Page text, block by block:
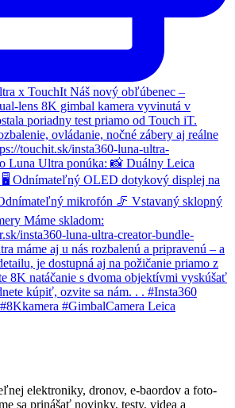
elektroniky, dronov, e-baordov a foto-
sa prinášať novinky, testy, videa a